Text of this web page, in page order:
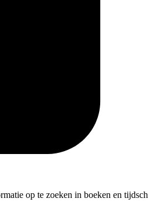
op te zoeken in boeken en